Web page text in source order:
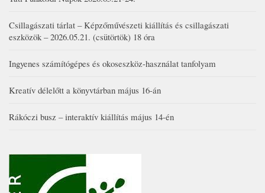
Csillagászati tárlat – Képzőművészeti kiállítás és csillagászati
eszközök – 2026.05.21. (csütörtök) 18 óra
Ingyenes számítógépes és okoseszköz-használat tanfolyam
Kreatív délelőtt a könyvtárban május 16-án
Rákóczi busz – interaktív kiállítás május 14-én